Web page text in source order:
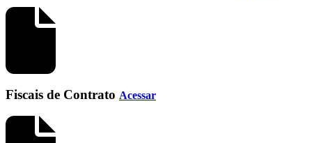
Fiscais de Contrato Acessar